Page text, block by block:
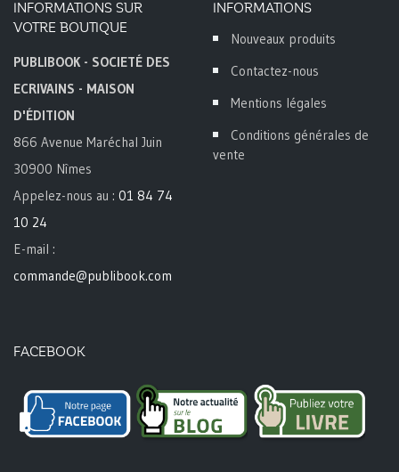
INFORMATIONS SUR
VOTRE BOUTIQUE
PUBLIBOOK - SOCIETÉ DES
ECRIVAINS - MAISON
D'ÉDITION
866 Avenue Maréchal Juin
30900 Nîmes
Appelez-nous au : 01 84 74
10 24
E-mail :
commande@publibook.com
INFORMATIONS
Nouveaux produits
Contactez-nous
Mentions légales
Conditions générales de
vente
FACEBOOK